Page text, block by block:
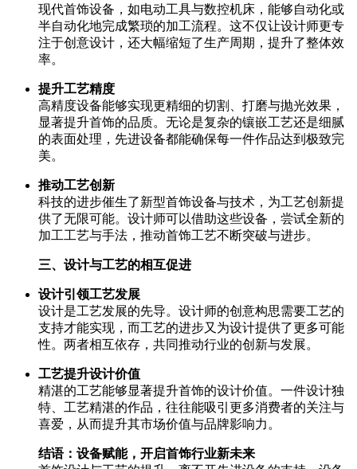
现代首饰设备，如电动工具与数控机床，能够自动化或
半自动化地完成繁琐的加工流程。这不仅让设计师更专
注于创意设计，还大幅缩短了生产周期，提升了整体效
率。
提升工艺精度
高精度设备能够实现更精细的切割、打磨与抛光效果，
显著提升首饰的品质。无论是复杂的镶嵌工艺还是细腻
的表面处理，先进设备都能确保每一件作品达到极致完
美。
推动工艺创新
科技的进步催生了新型首饰设备与技术，为工艺创新提
供了无限可能。设计师可以借助这些设备，尝试全新的
加工工艺与手法，推动首饰工艺不断突破与进步。
三、设计与工艺的相互促进
设计引领工艺发展
设计是工艺发展的先导。设计师的创意构思需要工艺的
支持才能实现，而工艺的进步又为设计提供了更多可能
性。两者相互依存，共同推动行业的创新与发展。
工艺提升设计价值
精湛的工艺能够显著提升首饰的设计价值。一件设计独
特、工艺精湛的作品，往往能吸引更多消费者的关注与
喜爱，从而提升其市场价值与品牌影响力。
结语：设备赋能，开启首饰行业新未来